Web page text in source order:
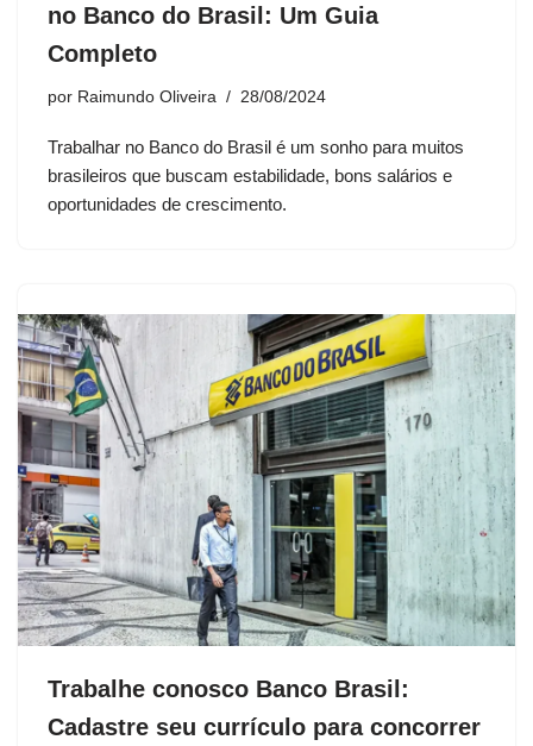
no Banco do Brasil: Um Guia
Completo
por Raimundo Oliveira 28/08/2024
Trabalhar no Banco do Brasil é um sonho para muitos
brasileiros que buscam estabilidade, bons salários e
oportunidades de crescimento.
Trabalhe conosco Banco Brasil:
Cadastre seu currículo para concorrer